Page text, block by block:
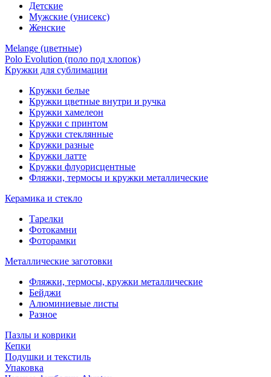
Детские
Мужские (унисекс)
Женские
Melange (цветные)
Polo Evolution (поло под хлопок)
Кружки для сублимации
Кружки белые
Кружки цветные внутри и ручка
Кружки хамелеон
Кружки c принтом
Кружки стеклянные
Кружки разные
Кружки латте
Кружки флуорисцентные
Фляжки, термосы и кружки металлические
Керамика и стекло
Тарелки
Фотокамни
Фоторамки
Металлические заготовки
Фляжки, термосы, кружки металлические
Бейджи
Алюминиевые листы
Разное
Пазлы и коврики
Кепки
Подушки и текстиль
Упаковка